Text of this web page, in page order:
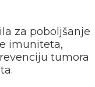
za poboljšanje
imuniteta,
tumora